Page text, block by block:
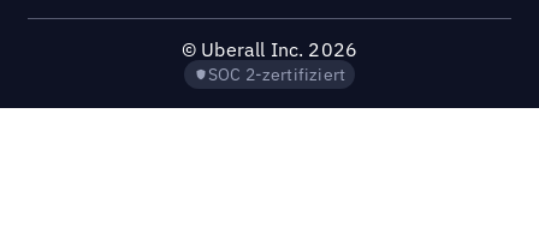
© Uberall Inc. 2026
SOC 2-zertifiziert